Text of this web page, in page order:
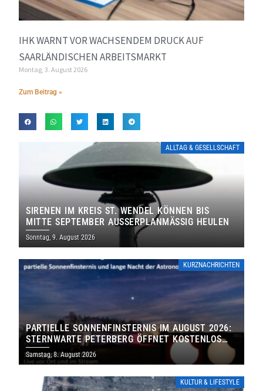
IHK WARNT VOR WACHSENDEM DRUCK AUF
SAARLÄNDISCHEN ARBEITSMARKT
Montag, 3. August 2026
Zum Beitrag »
ALLTAG & GESELLSCHAFT
SIRENEN IM KREIS ST. WENDEL KÖNNEN BIS
MITTE SEPTEMBER AUSSERPLANMÄSSIG HEULEN
Sonntag, 9. August 2026
KURZNACHRICHTEN
PARTIELLE SONNENFINSTERNIS IM AUGUST 2026:
STERNWARTE PETERBERG ÖFFNET KOSTENLOS
IHRE TORE
Samstag, 8. August 2026
KULTUR & LIFESTYLE